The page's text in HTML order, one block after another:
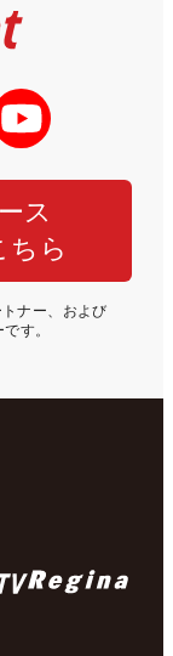
ス
ちら
ナー、および
す。